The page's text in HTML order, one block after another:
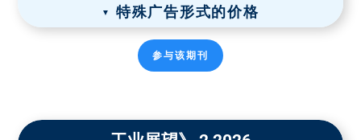
广告价格 彩色
宽×高（毫米）
*
8490 €
小型页面 5990 € 136 x 190
特殊广告形式的价格
1/2 页彩色
封面价格： 10,188.00 欧元
参与该期刊